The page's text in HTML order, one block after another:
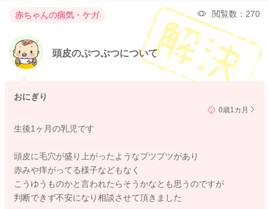
赤ちゃんの病気・ケガ 閲覧数：270
頭皮のぷつぷつについて
おにぎり
0歳1カ月
生後1ヶ月の乳児です
頭皮に毛穴が盛り上がったようなプツプツがあり
赤みや痒がってる様子などもなく
こうゆうものかと言われたらそうかなとも思うのですが
判断できず不安になり相談させて頂きました